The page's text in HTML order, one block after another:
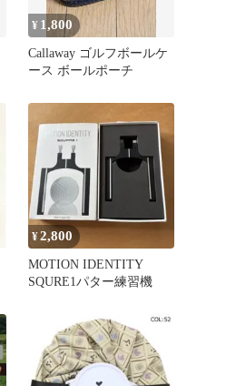
¥ 1,800
Callaway ゴルフボールケ
ース ボールポーチ
¥2,800
MOTION IDENTITY
SQURE1パター練習機